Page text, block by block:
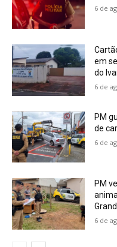
6 de
em
do
6 de
PM
de
6 de
PM
6 de